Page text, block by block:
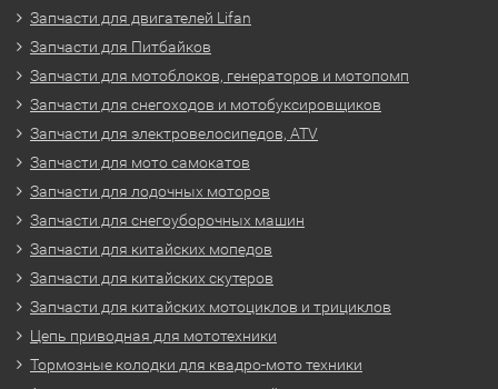
Запчасти для двигателей Lifan
Запчасти для Питбайков
Запчасти для мотоблоков, генераторов и мотопомп
Запчасти для снегоходов и мотобуксировщиков
Запчасти для электровелосипедов, ATV
Запчасти для мото самокатов
Запчасти для лодочных моторов
Запчасти для снегоуборочных машин
Запчасти для китайских мопедов
Запчасти для китайских скутеров
Запчасти для китайских мотоциклов и трициклов
Цепь приводная для мототехники
Тормозные колодки для квадро-мото техники